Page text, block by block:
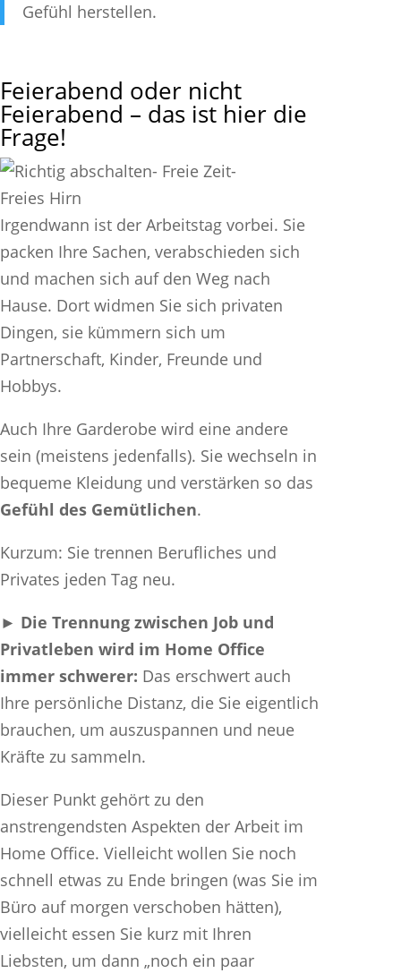
Gefühl herstellen.
Feierabend oder nicht
Feierabend – das ist hier die
Frage!
Irgendwann ist der Arbeitstag vorbei. Sie
packen Ihre Sachen, verabschieden sich
und machen sich auf den Weg nach
Hause. Dort widmen Sie sich privaten
Dingen, sie kümmern sich um
Partnerschaft, Kinder, Freunde und
Hobbys.
Auch Ihre Garderobe wird eine andere
sein (meistens jedenfalls). Sie wechseln in
bequeme Kleidung und verstärken so das
Gefühl des Gemütlichen.
Kurzum: Sie trennen Berufliches und
Privates jeden Tag neu.
► Die Trennung zwischen Job und
Privatleben wird im Home Office
immer schwerer: Das erschwert auch
Ihre persönliche Distanz, die Sie eigentlich
brauchen, um auszuspannen und neue
Kräfte zu sammeln.
Dieser Punkt gehört zu den
anstrengendsten Aspekten der Arbeit im
Home Office. Vielleicht wollen Sie noch
schnell etwas zu Ende bringen (was Sie im
Büro auf morgen verschoben hätten),
vielleicht essen Sie kurz mit Ihren
Liebsten, um dann „noch ein paar